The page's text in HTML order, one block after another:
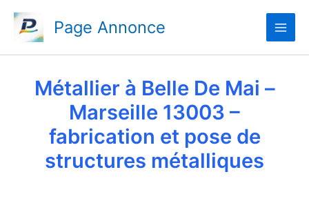
contenu
Page Annonce
Métallier à Belle De Mai –
Marseille 13003 –
fabrication et pose de
structures métalliques